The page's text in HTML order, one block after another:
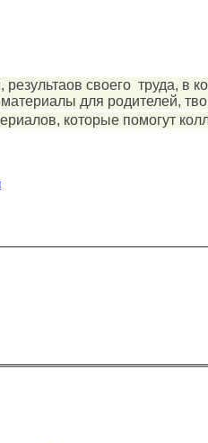
своего труда,
для родителей,
которые помогут